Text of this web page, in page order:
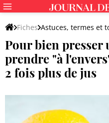
Fiches Astuces, termes et
Pour bien
prendre "à
2 fois plus de jus